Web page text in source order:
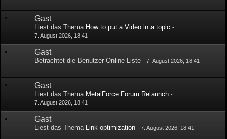
Gast
Liest das Thema How to put a Video in a topic -
7. August 2026, 18:41
Gast
Betrachtet die Benutzer-Online-Liste-7. August 2026, 18:41
Gast
Liest das Thema MetalForce Forum Relaunch -
7. August 2026, 18:41
Gast
Liest das Thema Link optimization -7. August 2026, 18:41